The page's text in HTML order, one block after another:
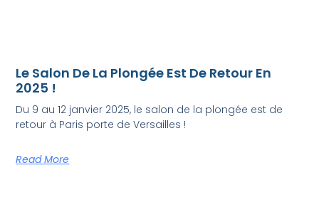
Le Salon De La Plongée Est De Retour En
2025 !
Du 9 au 12 janvier 2025, le salon de la plongée est de
retour à Paris porte de Versailles !
Read More